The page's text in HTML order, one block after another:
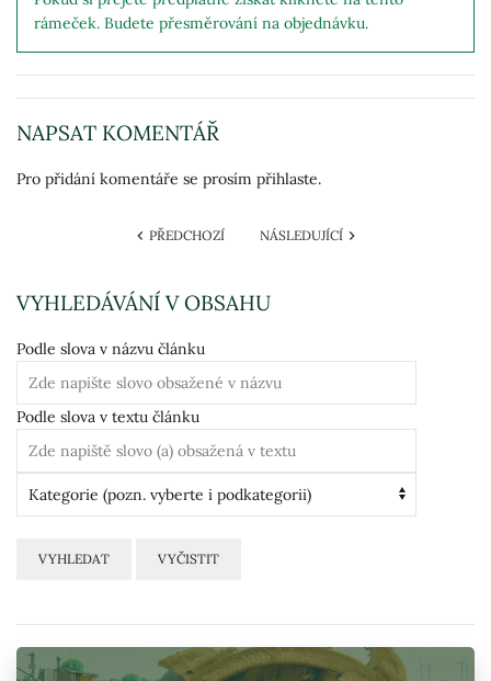
rámeček. Budete přesměrování na objednávku.
NAPSAT KOMENTÁŘ
Pro přidání komentáře se prosím přihlaste.
PŘEDCHOZÍ NÁSLEDUJÍCÍ
VYHLEDÁVÁNÍ V OBSAHU
Podle slova v názvu článku
Podle slova v textu článku
VYHLEDAT VYČISTIT